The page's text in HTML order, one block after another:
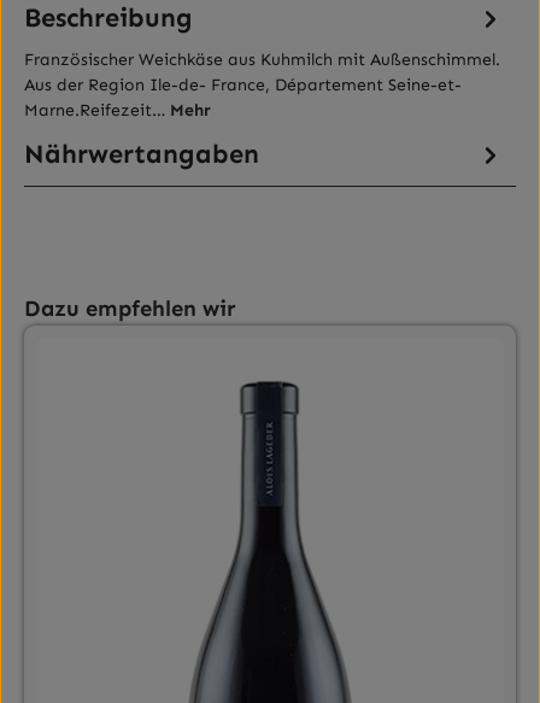
Beschreibung
Französischer Weichkäse aus Kuhmilch mit Außenschimmel.
Aus der Region Ile-de- France, Département Seine-et-
Marne.Reifezeit… Mehr
Nährwertangaben
Produktgalerie überspringen
Dazu empfehlen wir